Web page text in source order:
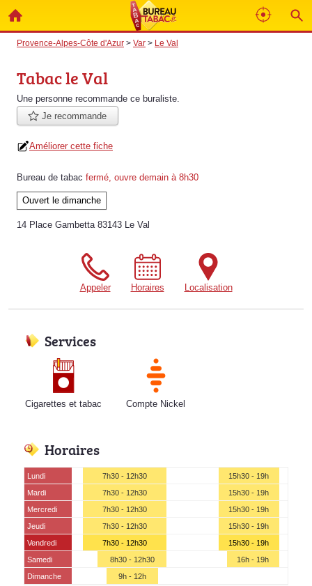
Provence-Alpes-Côte d'Azur > Var > Le Val
Tabac le Val
Une personne recommande ce buraliste.
Je recommande
Améliorer cette fiche
Bureau de tabac fermé, ouvre demain à 8h30
Ouvert le dimanche
14 Place Gambetta 83143 Le Val
Appeler Horaires Localisation
Services
Cigarettes et tabac Compte Nickel
Horaires
Lundi 7h30 - 12h30
15h30 - 19h
Mardi
7h30 - 12h30
15h30 - 19h
Mercredi
7h30 - 12h30
15h30 - 19h
Jeudi
7h30 - 12h30
15h30 - 19h
Vendredi
7h30 - 12h30
15h30 - 19h
Samedi
8h30 - 12h30
16h - 19h
Dimanche
9h - 12h